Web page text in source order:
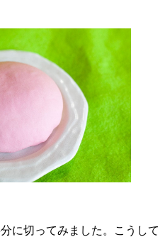
に切ってみました。こうして